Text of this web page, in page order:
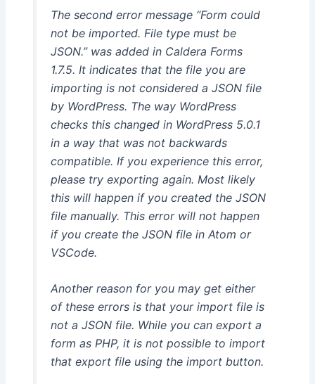
The second error message “Form could
not be imported. File type must be
JSON.” was added in Caldera Forms
1.7.5. It indicates that the file you are
importing is not considered a JSON file
by WordPress. The way WordPress
checks this changed in WordPress 5.0.1
in a way that was not backwards
compatible. If you experience this error,
please try exporting again. Most likely
this will happen if you created the JSON
file manually. This error will not happen
if you create the JSON file in Atom or
VSCode.
Another reason for you may get either
of these errors is that your import file is
not a JSON file. While you can export a
form as PHP, it is not possible to import
that export file using the import button.